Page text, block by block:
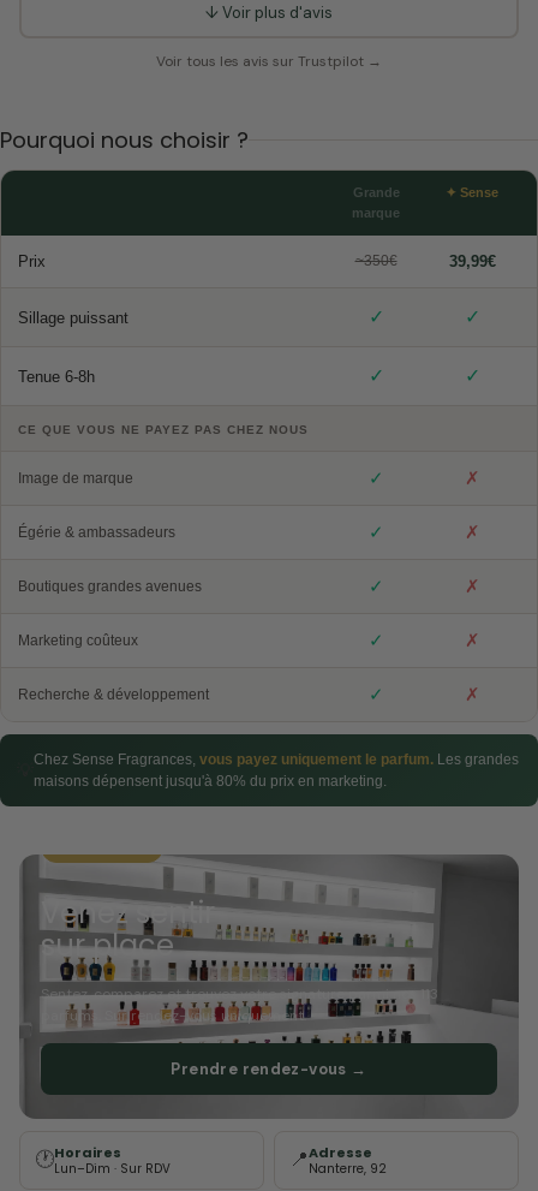
↓ Voir plus d'avis
Voir tous les avis sur Trustpilot →
Pourquoi nous choisir ?
Grande
marque
✦ Sense
Prix ~350€ 39,99€
Sillage puissant ✓ ✓
Tenue 6-8h ✓ ✓
CE QUE VOUS NE PAYEZ PAS CHEZ NOUS
Image de marque ✓ ✗
Égérie & ambassadeurs ✓ ✗
Boutiques grandes avenues ✓ ✗
Marketing coûteux ✓ ✗
Recherche & développement ✓ ✗
Chez Sense Fragrances, vous payez uniquement le parfum. Les grandes
maisons dépensent jusqu'à 80% du prix en marketing.
Venez sentir
sur place
Sentez, comparez et trouvez votre signature parmi nos 113
parfums. Sur rendez-vous uniquement.
Prendre rendez-vous →
🕐Horaires
Lun–Dim · Sur RDV 📍Adresse
Nanterre, 92